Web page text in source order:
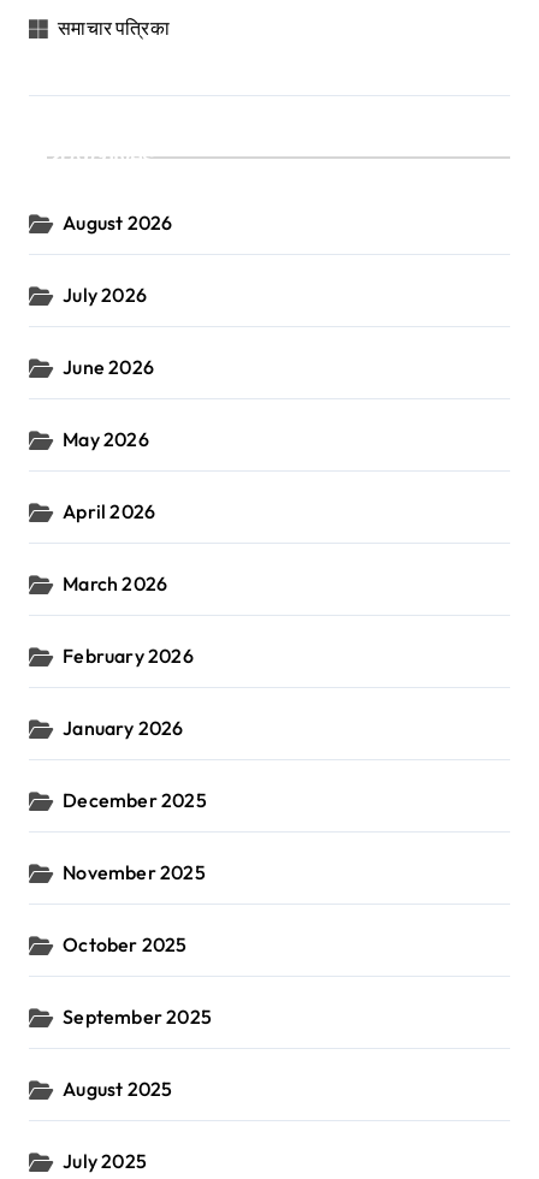
समाचार पत्रिका
Archives
August 2026
July 2026
June 2026
May 2026
April 2026
March 2026
February 2026
January 2026
December 2025
November 2025
October 2025
September 2025
August 2025
July 2025